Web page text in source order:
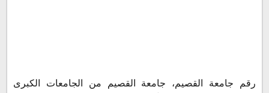
خطوات التسجيل في جامعة القصيم
رقم جامعة القصيم، جامعة القصيم من الجامعات الكبرى